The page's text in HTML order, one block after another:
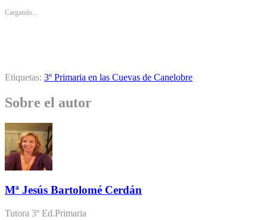
Cargando...
Etiquetas: 3º Primaria en las Cuevas de Canelobre
Sobre el autor
Mª Jesús Bartolomé Cerdán
Tutora 3º Ed.Primaria